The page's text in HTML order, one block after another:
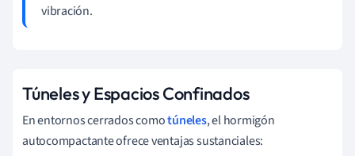
vibración.
Túneles y Espacios Confinados
En entornos cerrados comotúneles, el hormigón
autocompactante ofrece ventajas sustanciales: